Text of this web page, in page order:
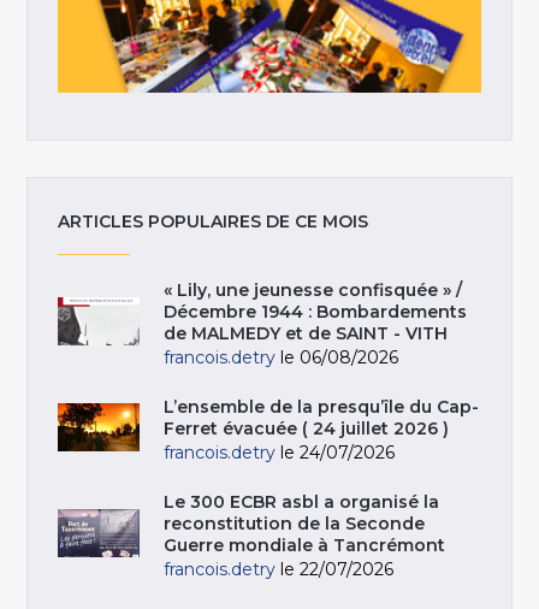
ARTICLES POPULAIRES DE CE MOIS
« Lily, une jeunesse confisquée » /
Décembre 1944 : Bombardements
de MALMEDY et de SAINT - VITH
francois.detry le 06/08/2026
L’ensemble de la presqu’île du Cap-
Ferret évacuée ( 24 juillet 2026 )
francois.detry le 24/07/2026
Le 300 ECBR asbl a organisé la
reconstitution de la Seconde
Guerre mondiale à Tancrémont
francois.detry le 22/07/2026